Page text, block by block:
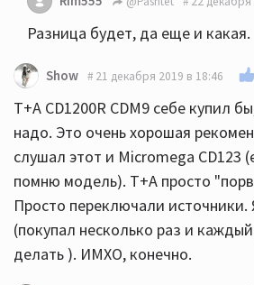
Разница будет, да еще и какая.
Show 21 декабря 2019 в 18:46
T+A CD1200R CDM9 себе купил
надо. Это очень хорошая
слушал этот и Micromega CD123
помню модель). T+A просто
Просто переключали источники.
(покупал несколько раз и
делать ). ИМХО, конечно.